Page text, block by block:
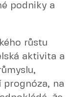
podniky a
růstu
aktivita a
prognóza, na